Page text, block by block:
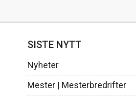
Mesterbrev lederutdanning
Mesterfagene | Studieplaner
SISTE NYTT
Nyheter
Mester | Mesterbredrifter